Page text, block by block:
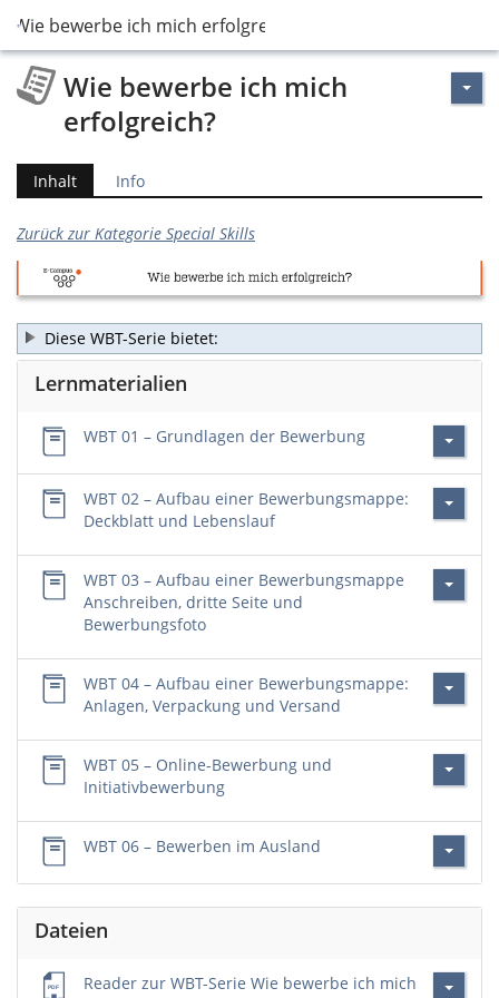
Wie bewerbe ich mich erfolgreich?
Wie bewerbe ich mich
erfolgreich?
Inhalt Info
Zurück zur Kategorie Special Skills
Diese WBT-Serie bietet:
Lernmaterialien
WBT 01 – Grundlagen der Bewerbung
WBT 02 – Aufbau einer Bewerbungsmappe:
Deckblatt und Lebenslauf
WBT 03 – Aufbau einer Bewerbungsmappe
Anschreiben, dritte Seite und
Bewerbungsfoto
WBT 04 – Aufbau einer Bewerbungsmappe:
Anlagen, Verpackung und Versand
WBT 05 – Online-Bewerbung und
Initiativbewerbung
WBT 06 – Bewerben im Ausland
Dateien
Reader zur WBT-Serie Wie bewerbe ich mich